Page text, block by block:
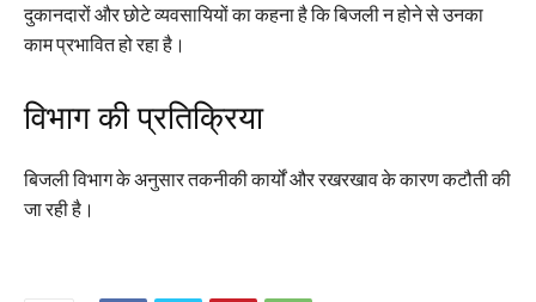
दुकानदारों और छोटे व्यवसायियों का कहना है कि बिजली न होने से उनका
काम प्रभावित हो रहा है।
विभाग की प्रतिक्रिया
बिजली विभाग के अनुसार तकनीकी कार्यों और रखरखाव के कारण कटौती की
जा रही है।